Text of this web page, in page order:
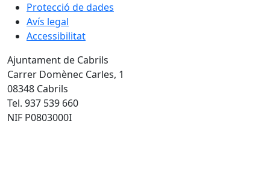
Protecció de dades
Avís legal
Accessibilitat
Ajuntament de Cabrils
Carrer Domènec Carles, 1
08348 Cabrils
Tel. 937 539 660
NIF P0803000I